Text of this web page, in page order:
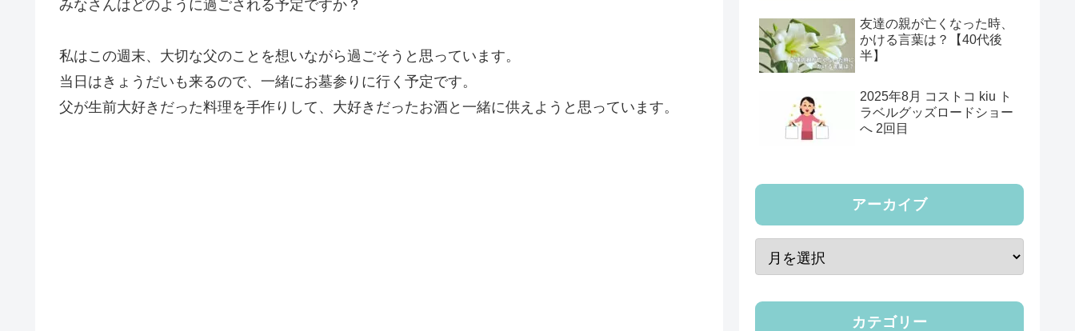
みなさんはどのように過ごされる予定ですか？
私はこの週末、大切な父のことを想いながら過ごそうと思っています。
当日はきょうだいも来るので、一緒にお墓参りに行く予定です。
父が生前大好きだった料理を手作りして、大好きだったお酒と一緒に供えようと思っています。
友達の親が亡くなった時、
かける言葉は？【40代後
半】
2025年8月 コストコ kiu ト
ラベルグッズロードショー
へ 2回目
アーカイブ
カテゴリー